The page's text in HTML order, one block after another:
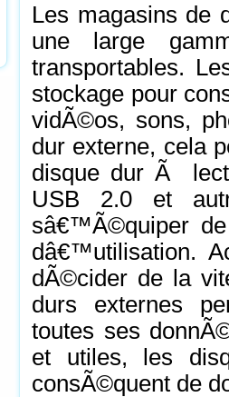
Les magasins de
une large
transportables.
stockage pour
vidÃ©os, sons,
dur externe, cela
disque dur Ã
USB 2.0 et
sâ€™Ã©quiper
dâ€™utilisation.
dÃ©cider de la
durs externes
toutes ses
et utiles, les
consÃ©quent de